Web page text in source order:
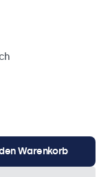
Warenkorb